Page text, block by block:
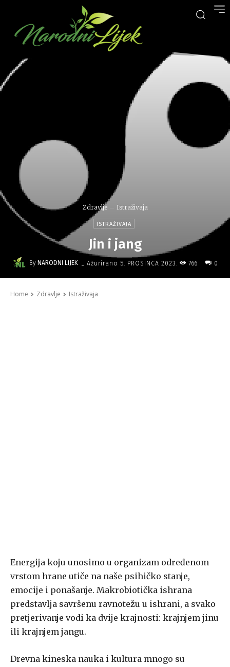
Zdravlje Istraživaja
ISTRAŽIVAJA
Jin i jang
By NARODNI LIJEK - Ažurirano 5. PROSINCA 2023. 766 0
Home Zdravlje Istraživaja
Energija koju unosimo u organizam određenom
vrstom hrane utiče na naše psihičko stanje,
emocije i ponašanje. Makrobiotička ishrana
predstavlja savršenu ravnotežu u ishrani, a svako
pretjerivanje vodi ka dvije krajnosti: krajnjem jinu
ili krajnjem jangu.
Drevna kineska nauka i kultura mnogo su